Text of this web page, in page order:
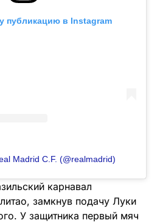
публикацию в Instagram
Madrid C.F. (@realmadrid)
карнавал
замкнув подачу Луки
У защитника первый мяч